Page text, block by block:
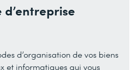
d’organisation de vos biens
et informatiques qui vous